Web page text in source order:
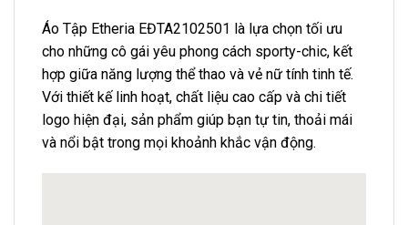
Áo Tập Etheria EĐTA2102501 là lựa chọn tối ưu
cho những cô gái yêu phong cách sporty-chic, kết
hợp giữa năng lượng thể thao và vẻ nữ tính tinh tế.
Với thiết kế linh hoạt, chất liệu cao cấp và chi tiết
logo hiện đại, sản phẩm giúp bạn tự tin, thoải mái
và nổi bật trong mọi khoảnh khắc vận động.